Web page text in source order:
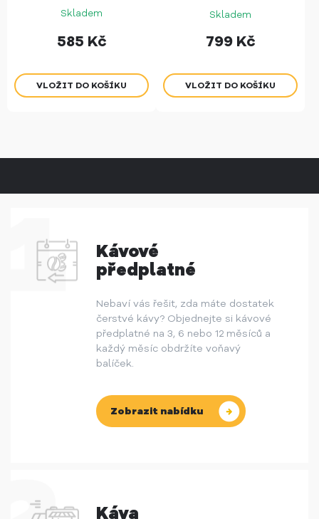
Skladem
585 Kč
Skladem
799 Kč
Kávové
předplatné
Nebaví vás řešit, zda máte dostatek
čerstvé kávy? Objednejte si kávové
předplatné na 3, 6 nebo 12 měsíců a
každý měsíc obdržíte voňavý
balíček.
Zobrazit nabídku
Káva